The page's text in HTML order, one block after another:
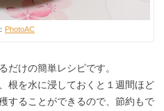
PhotoAC
だけの簡単レシピです。
根を水に浸しておくと１週間ほど
することができるので、節約もで